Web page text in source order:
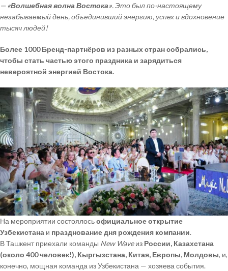
— «Волшебная волна Востока». Это был по-настоящему
незабываемый день, объединивший энергию, успех и вдохновение
тысяч людей!
Более 1000 Бренд-партнёров из разных стран собрались,
чтобы стать частью этого праздника и зарядиться
невероятной энергией Востока.
На мероприятии состоялосьофициальное открытие
Узбекистана и празднование дня рождения компании.
В Ташкент приехали команды New Waveиз России, Казахстана
(около 400 человек!), Кыргызстана, Китая, Европы, Молдовы, и,
конечно, мощная команда из Узбекистана — хозяева события.